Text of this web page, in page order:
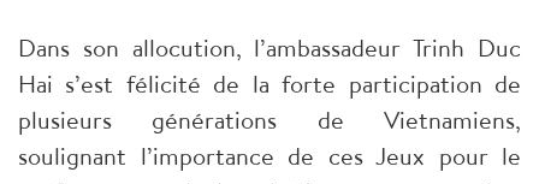
Dans son allocution, l’ambassadeur Trinh Duc
Hai s’est félicité de la forte participation de
plusieurs générations de Vietnamiens,
soulignant l’importance de ces Jeux pour le